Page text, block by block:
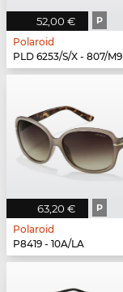
52,00 € P
Polaroid
PLD 6253/S/X - 807/M9
63,20 € P
Polaroid
P8419 - 10A/LA